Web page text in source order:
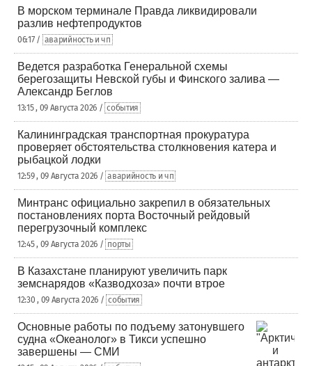
В морском терминале Правда ликвидировали
разлив нефтепродуктов
06:17 / аварийность и чп
Ведется разработка Генеральной схемы
берегозащиты Невской губы и Финского залива —
Александр Беглов
13:15 , 09 Августа 2026 / события
Калининградская транспортная прокуратура
проверяет обстоятельства столкновения катера и
рыбацкой лодки
12:59 , 09 Августа 2026 / аварийность и чп
Минтранс официально закрепил в обязательных
постановлениях порта Восточный рейдовый
перегрузочный комплекс
12:45 , 09 Августа 2026 / порты
В Казахстане планируют увеличить парк
земснарядов «Казводхоза» почти втрое
12:30 , 09 Августа 2026 / события
Основные работы по подъему затонувшего
судна «Океанолог» в Тикси успешно
завершены — СМИ